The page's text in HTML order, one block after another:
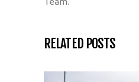
RELATED POSTS